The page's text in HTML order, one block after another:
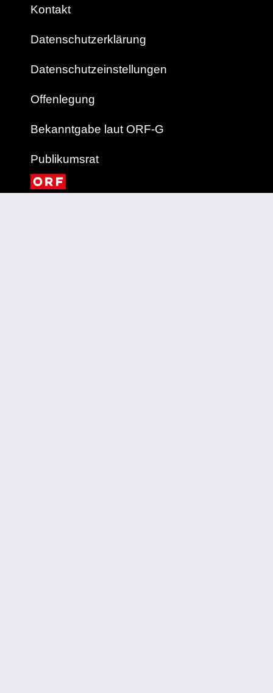
Kontakt
Datenschutzerklärung
Datenschutzeinstellungen
Offenlegung
Bekanntgabe laut ORF-G
Publikumsrat